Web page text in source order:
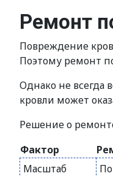
Ремонт
Повреждение
Поэтому ремонт
Однако не всегда
кровли может
Решение о
Фактор
Масштаб